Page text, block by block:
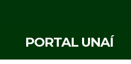
PORTAL UNAÍ